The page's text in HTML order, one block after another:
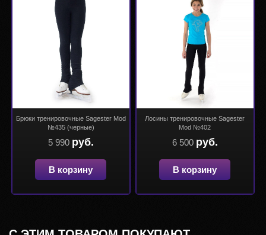
Брюки тренировочные Sagester Mod
№435 (черные)
5 990 руб.
В корзину
Лосины тренировочные Sagester
Mod №402
6 500 руб.
В корзину